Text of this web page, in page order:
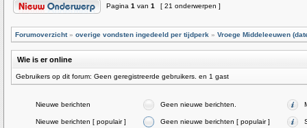
Pagina 1 van 1 [ 21 onderwerpen ]
Forumoverzicht» overige vondsten ingedeeld per tijdperk » Vroege Middeleeuwen
Wie is er online
Gebruikers op dit forum: Geen geregistreerde gebruikers. en 1 gast
Nieuwe berichten Geen nieuwe berichten.
Nieuwe berichten [ populair ] Geen nieuwe berichten [ populair ]